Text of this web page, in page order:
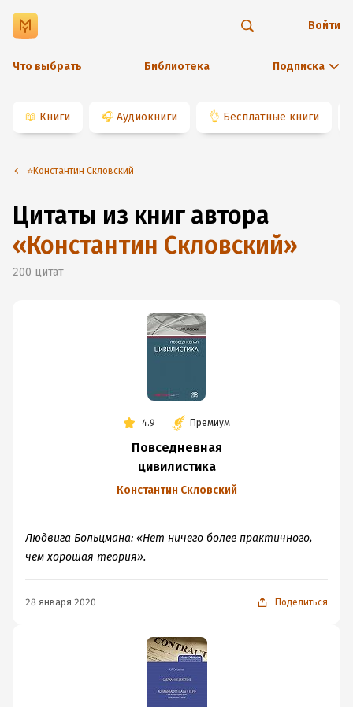
Что выбрать Библиотека Подписка
Войти
📖 Книги 🎧 Аудиокниги 👌 Бесплатные книги
⭐️Константин Скловский
Цитаты из книг автора
«Константин Скловский»
200 цитат
4.9 Премиум
Повседневная
цивилистика
Константин Скловский
Людвига Больцмана: «Нет ничего более практичного,
чем хорошая теория».
28 января 2020 Поделиться